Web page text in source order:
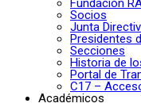
Fundación
Socios
Junta
Presidentes
Secciones
Historia de
Portal de
C17 –
Académicos